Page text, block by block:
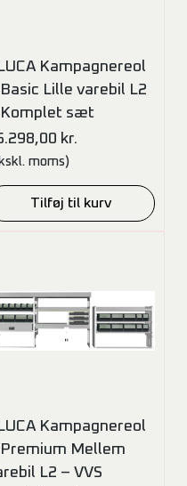
Kampagnereol
Lille varebil L2
sæt
kr.
moms)
Tilføj til kurv
Kampagnereol
Mellem
L2 – VVS